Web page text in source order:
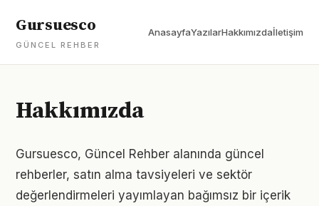
Gursuesco
GÜNCEL REHBER
AnasayfaYazılarHakkımızdaİletişim
Hakkımızda
Gursuesco, Güncel Rehber alanında güncel
rehberler, satın alma tavsiyeleri ve sektör
değerlendirmeleri yayımlayan bağımsız bir içerik